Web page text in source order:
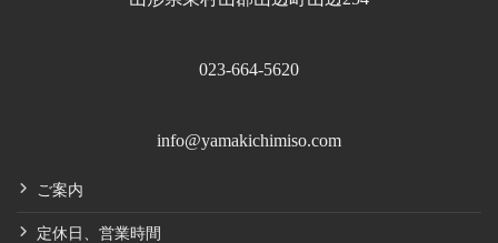
023-664-5620
info@yamakichimiso.com
ご案内
定休日、営業時間